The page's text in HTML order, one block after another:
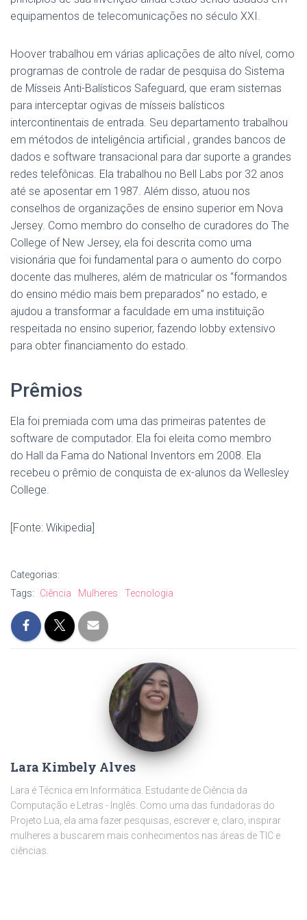
equipamentos de telecomunicações no século XXI.
Hoover trabalhou em várias aplicações de alto nível, como
programas de controle de radar de pesquisa do Sistema
de Mísseis Anti-Balísticos Safeguard, que eram sistemas
para interceptar ogivas de mísseis balísticos
intercontinentais de entrada. Seu departamento trabalhou
em métodos de inteligência artificial , grandes bancos de
dados e software transacional para dar suporte a grandes
redes telefônicas. Ela trabalhou no Bell Labs por 32 anos
até se aposentar em 1987. Além disso, atuou nos
conselhos de organizações de ensino superior em Nova
Jersey. Como membro do conselho de curadores do The
College of New Jersey, ela foi descrita como uma
visionária que foi fundamental para o aumento do corpo
docente das mulheres, além de matricular os “formandos
do ensino médio mais bem preparados” no estado, e
ajudou a transformar a faculdade em uma instituição
respeitada no ensino superior, fazendo lobby extensivo
para obter financiamento do estado.
Prêmios
Ela foi premiada com uma das primeiras patentes de
software de computador. Ela foi eleita como membro
do Hall da Fama do National Inventors em 2008. Ela
recebeu o prêmio de conquista de ex-alunos da Wellesley
College.
[Fonte: Wikipedia]
Categorias:
Tags:
Ciência Mulheres Tecnologia
Lara Kimbely Alves
Lara é Técnica em Informática. Estudante de Ciência da
Computação e Letras - Inglês. Como uma das fundadoras do
Projeto Lua, ela ama fazer pesquisas, escrever e, claro, inspirar
mulheres a buscarem mais conhecimentos nas áreas de TIC e
ciências.